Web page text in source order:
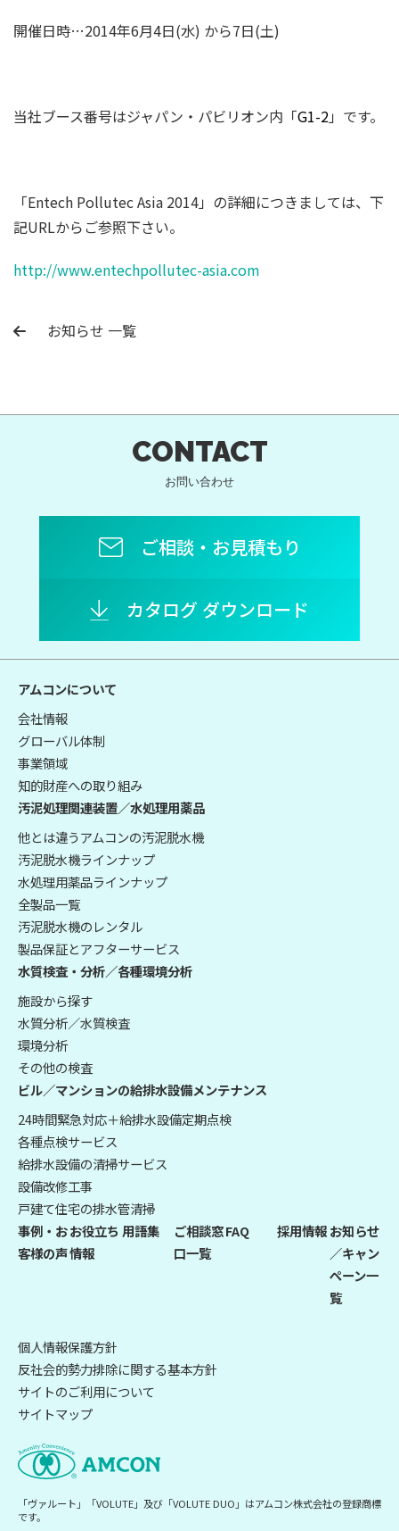
開催日時…2014年6月4日(水) から7日(土)
当社ブース番号はジャパン・パビリオン内「G1-2」です。
「Entech Pollutec Asia 2014」の詳細につきましては、下
記URLからご参照下さい。
http://www.entechpollutec-asia.com
お知らせ 一覧
CONTACT
お問い合わせ
ご相談・お見積もり
カタログ ダウンロード
「ヴァルート」「VOLUTE」及び「VOLUTE DUO」はアムコン株式会社の登録商標
です。
アムコンについて
会社情報
グローバル体制
事業領域
知的財産への取り組み
汚泥処理関連装置／水処理用薬品
他とは違うアムコンの汚泥脱水機
汚泥脱水機ラインナップ
水処理用薬品ラインナップ
全製品一覧
汚泥脱水機のレンタル
製品保証とアフターサービス
水質検査・分析／各種環境分析
施設から探す
水質分析／水質検査
環境分析
その他の検査
ビル／マンションの給排水設備メンテナンス
24時間緊急対応＋給排水設備定期点検
各種点検サービス
給排水設備の清掃サービス
設備改修工事
戸建て住宅の排水管清掃
事例・お
客様の声
お役立ち
情報
用語集
ご相談窓
口一覧
FAQ 採用情報お知らせ
／キャン
ペーン一
覧
個人情報保護方針
反社会的勢力排除に関する基本方針
サイトのご利用について
サイトマップ